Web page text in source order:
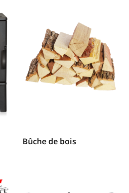
Bûche de bois